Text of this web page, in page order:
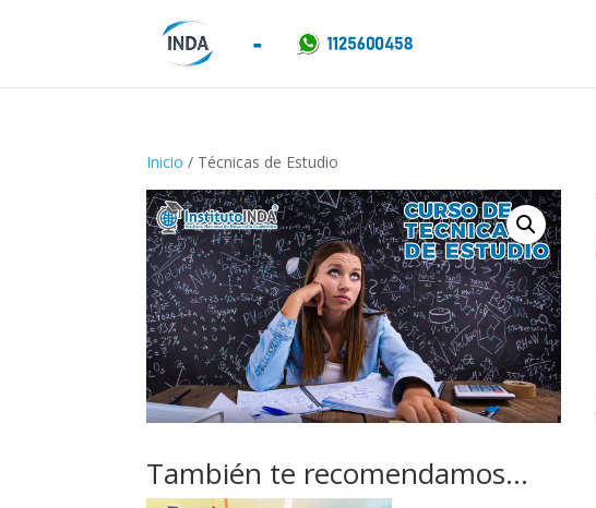
Inicio / Técnicas de Estudio
También te recomendamos…